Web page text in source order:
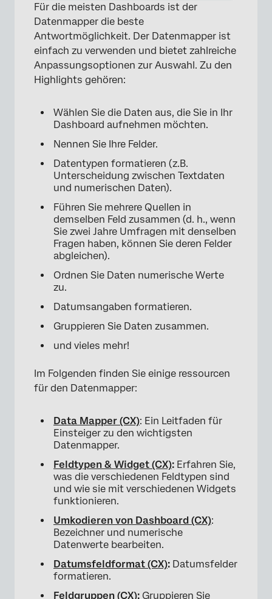
Für die meisten Dashboards ist der
Datenmapper die beste
Antwortmöglichkeit. Der Datenmapper ist
einfach zu verwenden und bietet zahlreiche
Anpassungsoptionen zur Auswahl. Zu den
Highlights gehören:
Wählen Sie die Daten aus, die Sie in Ihr
Dashboard aufnehmen möchten.
Nennen Sie Ihre Felder.
Datentypen formatieren (z.B.
Unterscheidung zwischen Textdaten
und numerischen Daten).
Führen Sie mehrere Quellen in
demselben Feld zusammen (d. h., wenn
Sie zwei Jahre Umfragen mit denselben
Fragen haben, können Sie deren Felder
abgleichen).
Ordnen Sie Daten numerische Werte
zu.
Datumsangaben formatieren.
Gruppieren Sie Daten zusammen.
und vieles mehr!
Im Folgenden finden Sie einige ressourcen
für den Datenmapper:
Data Mapper (CX): Ein Leitfaden für
Einsteiger zu den wichtigsten
Datenmapper.
Feldtypen & Widget (CX): Erfahren Sie,
was die verschiedenen Feldtypen sind
und wie sie mit verschiedenen Widgets
funktionieren.
Umkodieren von Dashboard (CX):
Bezeichner und numerische
Datenwerte bearbeiten.
Datumsfeldformat (CX): Datumsfelder
formatieren.
Feldgruppen (CX): Gruppieren Sie